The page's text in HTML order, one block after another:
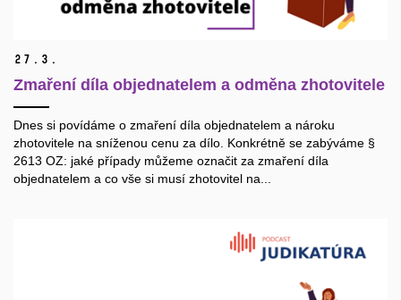
27. 3.
Zmaření díla objednatelem a odměna zhotovitele
Dnes si povídáme o zmaření díla objednatelem a nároku
zhotovitele na sníženou cenu za dílo. Konkrétně se zabýváme §
2613 OZ: jaké případy můžeme označit za zmaření díla
objednatelem a co vše si musí zhotovitel na...